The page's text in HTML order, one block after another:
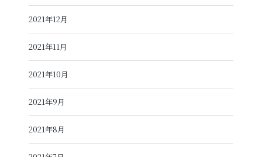
2021年12月
2021年11月
2021年10月
2021年9月
2021年8月